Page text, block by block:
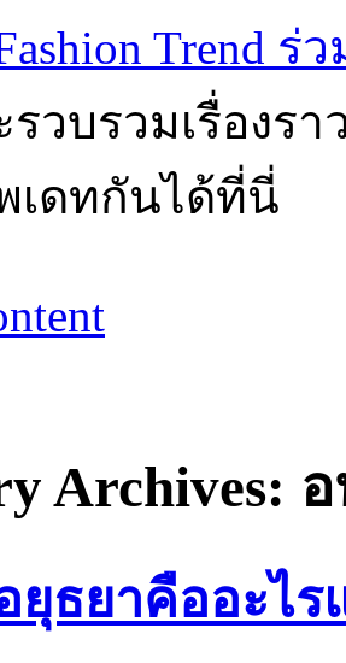
Trend
วบรวมเรื่องร
เดทกันได้ที่นี่
Archives:
ยุธยาคืออะไ